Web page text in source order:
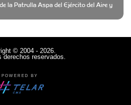
Cubanitos Rellenos!
la Patrulla Aspa del Ejército del Aire y
© 2004 - 2026.
derechos reservados.
POWERED BY